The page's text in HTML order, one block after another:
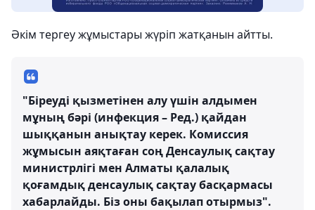
Әкім тергеу жұмыстары жүріп жатқанын айтты.
"Біреуді қызметінен алу үшін алдымен
мұның бәрі (инфекция – Ред.) қайдан
шыққанын анықтау керек. Комиссия
жұмысын аяқтаған соң Денсаулық сақтау
министрлігі мен Алматы қалалық
қоғамдық денсаулық сақтау басқармасы
хабарлайды. Біз оны бақылап отырмыз".